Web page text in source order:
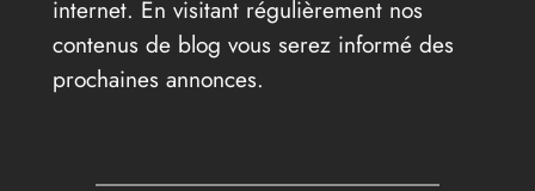
internet. En visitant régulièrement nos
contenus de blog vous serez informé des
prochaines annonces.